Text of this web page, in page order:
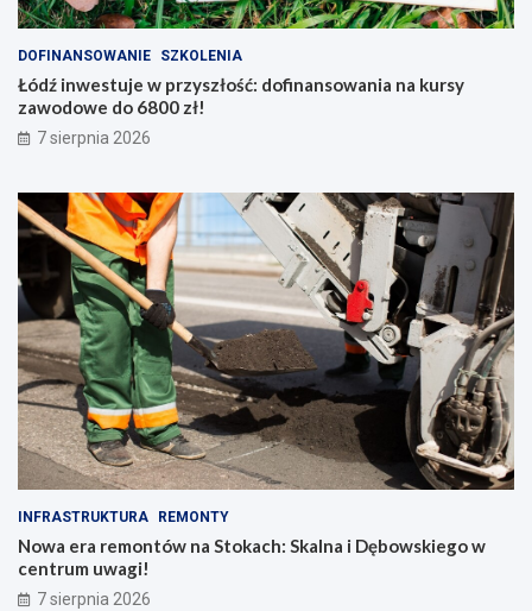
DOFINANSOWANIE SZKOLENIA
Łódź inwestuje w przyszłość: dofinansowania na kursy
zawodowe do 6800 zł!
7 sierpnia 2026
INFRASTRUKTURA REMONTY
Nowa era remontów na Stokach: Skalna i Dębowskiego w
centrum uwagi!
7 sierpnia 2026